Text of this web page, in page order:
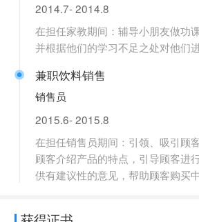
2014.7- 2014.8
在担任家教期间：辅导小朋友做功
并根据他们的学习不足之处对他们
兼职饮料销售
销售员
2015.6- 2015.8
在担任销售员期间：引领、吸引顾
顾客介绍产品的特点，引导顾客进
供有建议性的意见，帮助顾客购买